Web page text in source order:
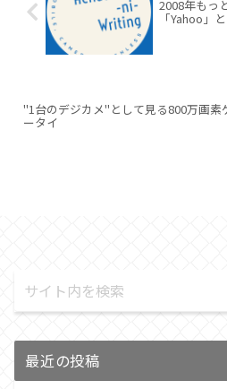
2008年もっ
「Yahoo」
"1台のデジカメ"として見る800万画素
ータイ
最近の投稿